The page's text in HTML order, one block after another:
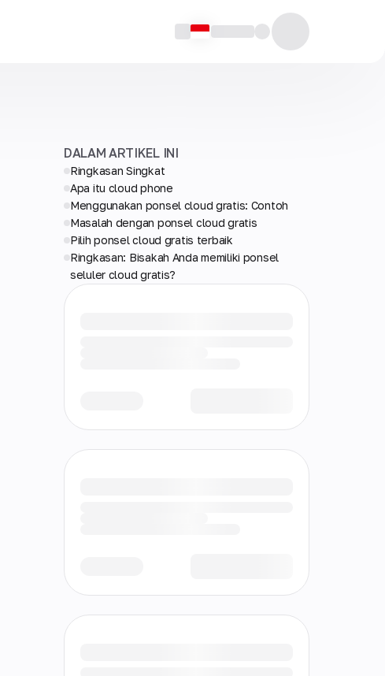
DALAM ARTIKEL INI
Ringkasan Singkat
Apa itu cloud phone
Menggunakan ponsel cloud gratis: Contoh
Masalah dengan ponsel cloud gratis
Pilih ponsel cloud gratis terbaik
Ringkasan: Bisakah Anda memiliki ponsel
seluler cloud gratis?